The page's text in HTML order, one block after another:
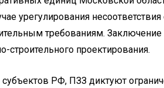
урегулирования
требованиям. Заключение
строительного проектирования.
РФ, ПЗЗ диктуют